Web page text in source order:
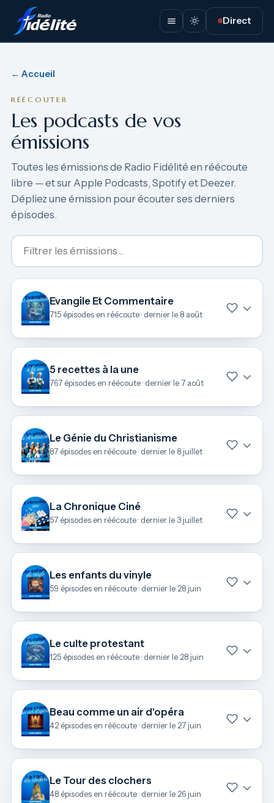
Direct
← Accueil
RÉÉCOUTER
Les podcasts de vos
émissions
Toutes les émissions de Radio Fidélité en réécoute
libre — et sur Apple Podcasts, Spotify et Deezer.
Dépliez une émission pour écouter ses derniers
épisodes.
Evangile Et Commentaire
715 épisodes en réécoute · dernier le 8 août
5 recettes à la une
767 épisodes en réécoute · dernier le 7 août
Le Génie du Christianisme
87 épisodes en réécoute · dernier le 8 juillet
La Chronique Ciné
57 épisodes en réécoute · dernier le 3 juillet
Les enfants du vinyle
59 épisodes en réécoute · dernier le 28 juin
Le culte protestant
125 épisodes en réécoute · dernier le 28 juin
Beau comme un air d'opéra
42 épisodes en réécoute · dernier le 27 juin
Le Tour des clochers
48 épisodes en réécoute · dernier le 26 juin